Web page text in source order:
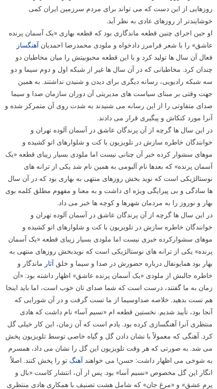
روزهایی از این دست که می تواند برای مردم سرزمین ایران کمی
خوشایندتر از روزهای عادی به نظر آید.
او حین اجرای چنین قطعه ماندگاری بود که قطعه بهاری «یک آسمان پرنده
عاشق» را با شعر فرامرز دادخواه و ملودی محمدرضا احمدیانآهنگساز
فعال آن سال ها تولید کرد و با این قطعه محبوبیتش را میان مخاطبان دو
چندان کرد. مخاطبانی که در آن سال ها غیر از شبکه اول و دوم سیما و دو
سه شبکه رادیویی، رسانه دیگری برای دیدن و شنیدن نداشتند. به همین
جهت وقتی بر مبنای سیاست های مدیریتی آن دوران سازمان صدا و سیما
صدای متفاوتی را از این رسانه می شنیدند به شدت روی آن متمرکز شده و
آنرا مورد کنکاش و پیگیری قرار می دادند.
در این سال ها گرچه از آن پرندگان عاشق در آسمان آلوده تهران و
خوانندگان خاطره سازش در تلویزیون با کت و شلوارهای اتو کشیده و
موهای سشوار کرده خبر آن چنانی نیست اما ملودی بسیار زیبای قطعه «یک
آسمان پرنده» که بعدها نام آلبومی به همین نام شد یکی از ترانه های
نوستالژیکی است که نوید بخش روزهای منتهی به بهاری بود که در آن سال
ها سادگی و بی پیرایگی ویژه ای داشت و به معنا و مفهوم مطلق کلمه بوی
بهار و نوروز را به مردمان شهرها و کوچه ها خبر می داد.
در این سال ها گرچه از آن پرندگان عاشق در آسمان آلوده تهران و
خوانندگان خاطره سازش در تلویزیون با کت و شلوارهای اتو کشیده و
موهای سشوارکرده خبری نیست اما ملودی بسیار زیبای قطعه «یک آسمان
پرنده» یکی از ترانه های نوستالژیکی است که نویدبخش روزهای منتهی به
بهار بود همایونفال درباره حضورش در صدا و سیما و خلقآثار ماندگار و
خاطره جالبش از ملودی «یک آسمان پرنده عاشق» اظهار داشته بود: «آن
زمان به ما گفتند، درست است که شما صدای تان خوب است، اما باید اینجا
هم تست بدهید. خلاصه صداوسیما از ما تست گرفت و در آن شورایی که
آنجا بود، تأیید شدیم. نخستین قطعه ام «نسیم آسا» نام داشت که هادی
منتظری آنرا آهنگسازی کرده بود. یادم است که آن زمان، این کار خیلی گل
کرد. آهنگی که معمولاً با نشان دادن گل و گیاه خاصی توسط تلویزیون پخش
می شد. به صورتی که هر وقت تلویزیون این گل را نشان می داد، همسرم
به شوخی می اظهار داشت: حسن! می خواهندآهنگ تو را پخش کنند. اصلاً
انگار این گل مخصوص «نسیم آسا» بود. پس از آن، انتشار کاست «بال و
پرم عشق» و «مرغ جان» که شامل هشت تصنیف با همکاری هادی منتظری